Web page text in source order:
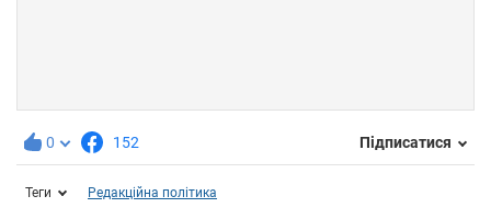
0 152 Підписатися
Теги Редакційна політика